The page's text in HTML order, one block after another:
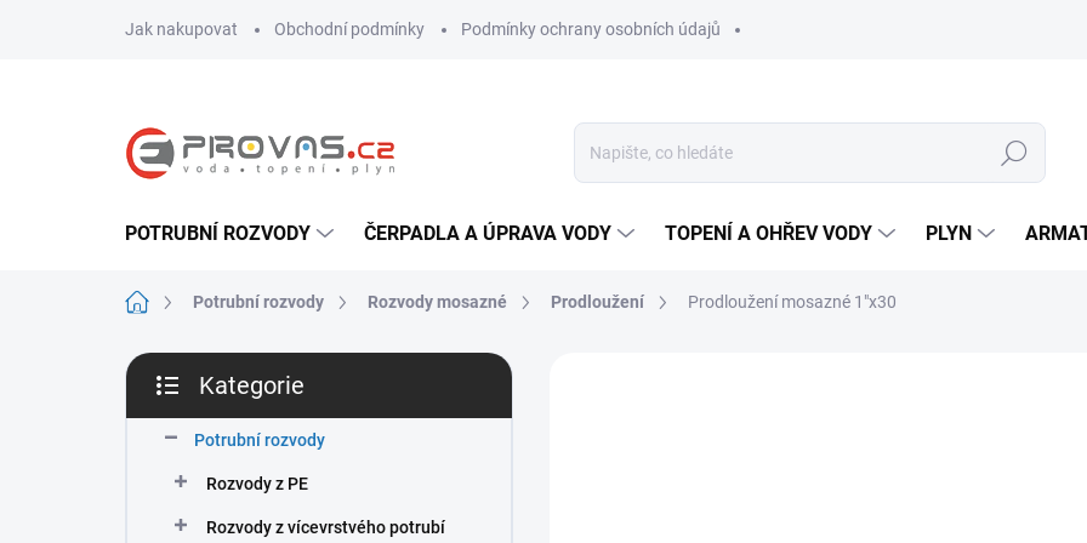
Jak nakupovat Obchodní podmínky Podmínky ochrany osobních údajů
Hledat
POTRUBNÍ ROZVODY ČERPADLA A ÚPRAVA VODY TOPENÍ A OHŘEV VODY PLYN
Domů Potrubní rozvody Rozvody mosazné Prodloužení Prodloužení mosazné 1"x30
P
s
kategorie
Kategorie
Potrubní rozvody
Rozvody z PE
Rozvody z vícevrstvého potrubí